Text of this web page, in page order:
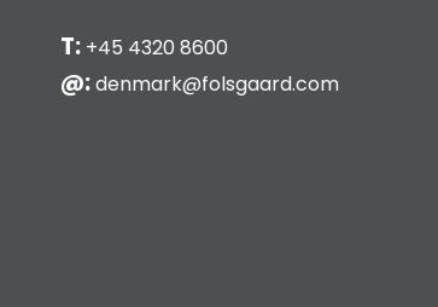
T:+45 4320 8600
@:denmark@folsgaard.com